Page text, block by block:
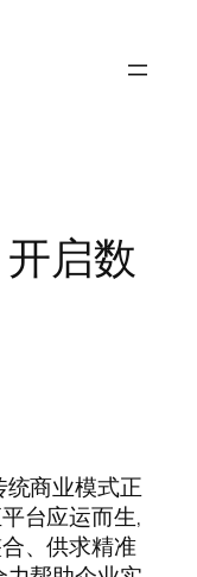
启数
商业模式正
台应运而生,
、供求精准